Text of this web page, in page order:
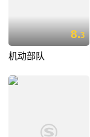
8.3
机动部队